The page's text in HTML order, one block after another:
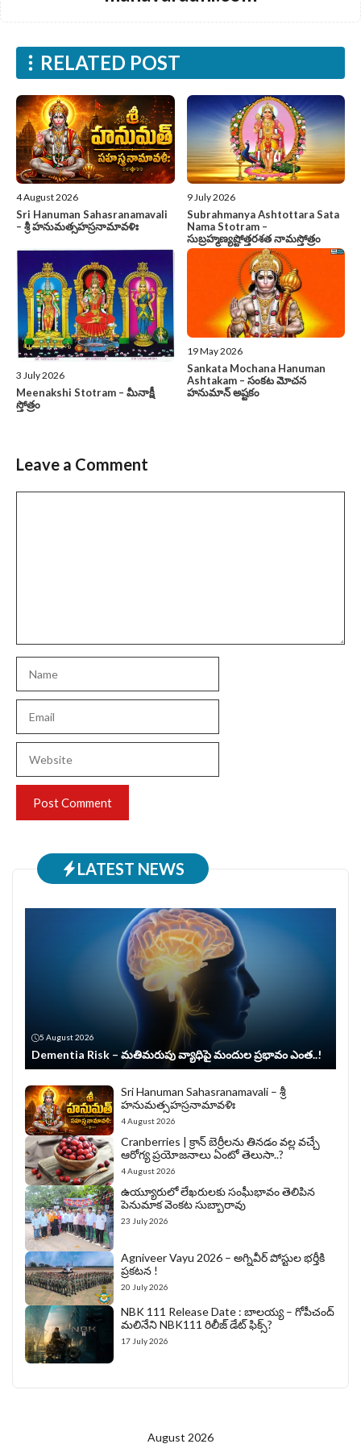
RELATED POST
4 August 2026
Sri Hanuman Sahasranamavali
– శ్రీ హనుమత్సహస్రనామావళిః
9 July 2026
Subrahmanya Ashtottara Sata
Nama Stotram –
సుబ్రహ్మణ్యష్టోత్తరశత నామస్తోత్రం
3 July 2026
Meenakshi Stotram – మీనాక్షీ
స్తోత్రం
19 May 2026
Sankata Mochana Hanuman
Ashtakam – సంకట మోచన
హనుమాన్ అష్టకం
Leave a Comment
LATEST NEWS
5 August 2026
Dementia Risk – మతిమరుపు వ్యాధిపై మందుల ప్రభావం ఎంత..!
Sri Hanuman Sahasranamavali – శ్రీ
హనుమత్సహస్రనామావళిః
4 August 2026
Cranberries | క్రాన్ బెర్రీల‌ను తిన‌డం వ‌ల్ల వచ్చే
ఆరోగ్య ప్రయోజనాలు ఏంటో తెలుసా..?
4 August 2026
ఉయ్యూరులో లేఖరులకు సంఘీభావం తెలిపిన
పెనుమాక వెంకట సుబ్బారావు
23 July 2026
Agniveer Vayu 2026 – అగ్నివీర్‌ పోస్టుల భర్తీకి
ప్రకటన !
20 July 2026
NBK 111 Release Date : బాలయ్య – గోపీచంద్
మలినేని NBK111 రిలీజ్ డేట్ ఫిక్స్?
17 July 2026
August 2026